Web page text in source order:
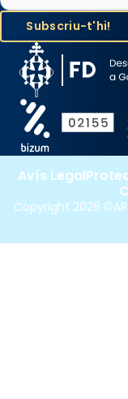
Copyright 2026
Avís Legal